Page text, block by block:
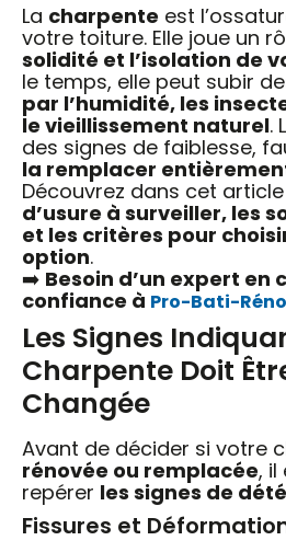
La charpente est
votre toiture. Elle joue un
solidité et l’isolation de
le temps, elle peut subir
par l’humidité, les
le vieillissement naturel.
des signes de faiblesse,
la remplacer
Découvrez dans cet article
d’usure à surveiller, les
et les critères pour
option.
➡️ Besoin d’un expert en
confiance à Pro-Bati-
Les Signes
Charpente Doit
Changée
Avant de décider si votre
rénovée ou remplacée, il
repérer les signes de
Fissures et